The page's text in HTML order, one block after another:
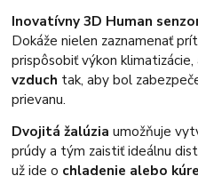
Inovatívny 3D Human
Dokáže nielen zaznamenať
prispôsobiť výkon klimatizácie,
vzduch tak, aby bol
prievanu.
Dvojitá žalúzia umožňuje
prúdy a tým zaistiť ideálnu
už ide o chladenie alebo